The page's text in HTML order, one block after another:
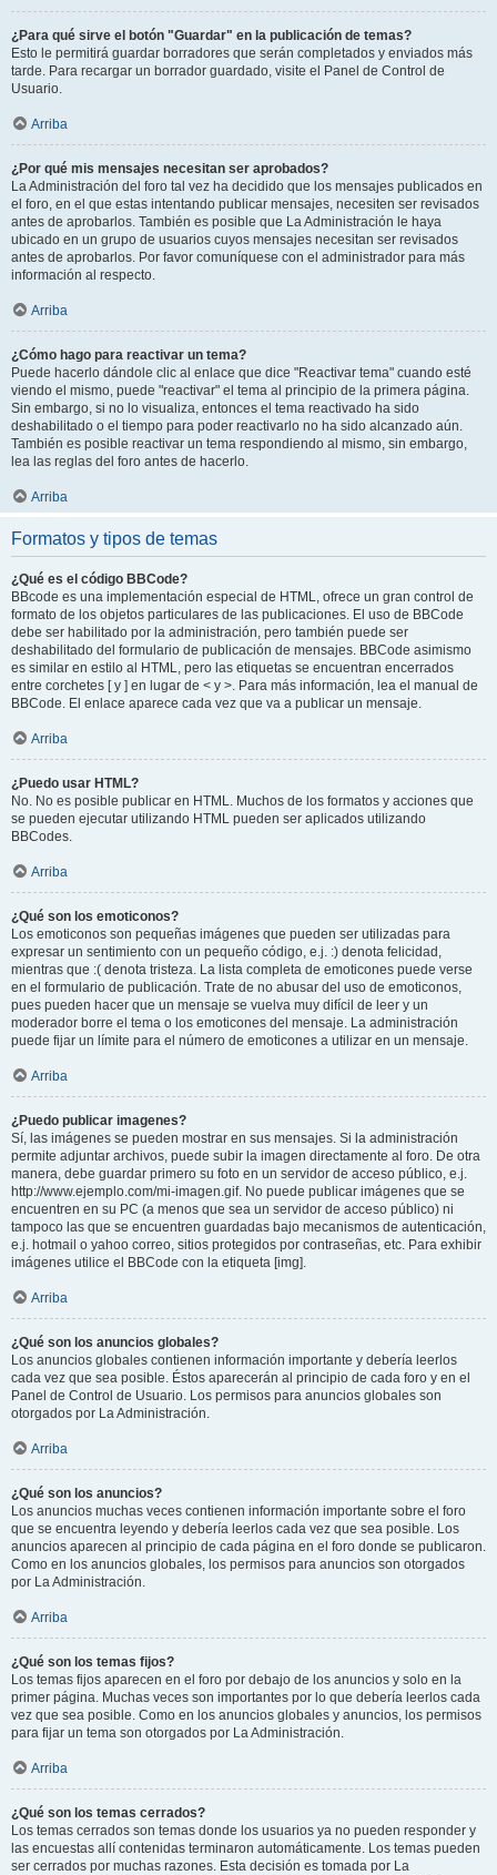
¿Para qué sirve el botón "Guardar" en la publicación de temas?
Esto le permitirá guardar borradores que serán completados y enviados más
tarde. Para recargar un borrador guardado, visite el Panel de Control de
Usuario.
Arriba
¿Por qué mis mensajes necesitan ser aprobados?
La Administración del foro tal vez ha decidido que los mensajes publicados en
el foro, en el que estas intentando publicar mensajes, necesiten ser revisados
antes de aprobarlos. También es posible que La Administración le haya
ubicado en un grupo de usuarios cuyos mensajes necesitan ser revisados
antes de aprobarlos. Por favor comuníquese con el administrador para más
información al respecto.
Arriba
¿Cómo hago para reactivar un tema?
Puede hacerlo dándole clic al enlace que dice "Reactivar tema" cuando esté
viendo el mismo, puede "reactivar" el tema al principio de la primera página.
Sin embargo, si no lo visualiza, entonces el tema reactivado ha sido
deshabilitado o el tiempo para poder reactivarlo no ha sido alcanzado aún.
También es posible reactivar un tema respondiendo al mismo, sin embargo,
lea las reglas del foro antes de hacerlo.
Arriba
Formatos y tipos de temas
¿Qué es el código BBCode?
BBcode es una implementación especial de HTML, ofrece un gran control de
formato de los objetos particulares de las publicaciones. El uso de BBCode
debe ser habilitado por la administración, pero también puede ser
deshabilitado del formulario de publicación de mensajes. BBCode asimismo
es similar en estilo al HTML, pero las etiquetas se encuentran encerrados
entre corchetes [ y ] en lugar de < y >. Para más información, lea el manual de
BBCode. El enlace aparece cada vez que va a publicar un mensaje.
Arriba
¿Puedo usar HTML?
No. No es posible publicar en HTML. Muchos de los formatos y acciones que
se pueden ejecutar utilizando HTML pueden ser aplicados utilizando
BBCodes.
Arriba
¿Qué son los emoticonos?
Los emoticonos son pequeñas imágenes que pueden ser utilizadas para
expresar un sentimiento con un pequeño código, e.j. :) denota felicidad,
mientras que :( denota tristeza. La lista completa de emoticones puede verse
en el formulario de publicación. Trate de no abusar del uso de emoticonos,
pues pueden hacer que un mensaje se vuelva muy difícil de leer y un
moderador borre el tema o los emoticones del mensaje. La administración
puede fijar un límite para el número de emoticones a utilizar en un mensaje.
Arriba
¿Puedo publicar imagenes?
Sí, las imágenes se pueden mostrar en sus mensajes. Si la administración
permite adjuntar archivos, puede subir la imagen directamente al foro. De otra
manera, debe guardar primero su foto en un servidor de acceso público, e.j.
http://www.ejemplo.com/mi-imagen.gif. No puede publicar imágenes que se
encuentren en su PC (a menos que sea un servidor de acceso público) ni
tampoco las que se encuentren guardadas bajo mecanismos de autenticación,
e.j. hotmail o yahoo correo, sitios protegidos por contraseñas, etc. Para exhibir
imágenes utilice el BBCode con la etiqueta [img].
Arriba
¿Qué son los anuncios globales?
Los anuncios globales contienen información importante y debería leerlos
cada vez que sea posible. Éstos aparecerán al principio de cada foro y en el
Panel de Control de Usuario. Los permisos para anuncios globales son
otorgados por La Administración.
Arriba
¿Qué son los anuncios?
Los anuncios muchas veces contienen información importante sobre el foro
que se encuentra leyendo y debería leerlos cada vez que sea posible. Los
anuncios aparecen al principio de cada página en el foro donde se publicaron.
Como en los anuncios globales, los permisos para anuncios son otorgados
por La Administración.
Arriba
¿Qué son los temas fijos?
Los temas fijos aparecen en el foro por debajo de los anuncios y solo en la
primer página. Muchas veces son importantes por lo que debería leerlos cada
vez que sea posible. Como en los anuncios globales y anuncios, los permisos
para fijar un tema son otorgados por La Administración.
Arriba
¿Qué son los temas cerrados?
Los temas cerrados son temas donde los usuarios ya no pueden responder y
las encuestas allí contenidas terminaron automáticamente. Los temas pueden
ser cerrados por muchas razones. Esta decisión es tomada por La